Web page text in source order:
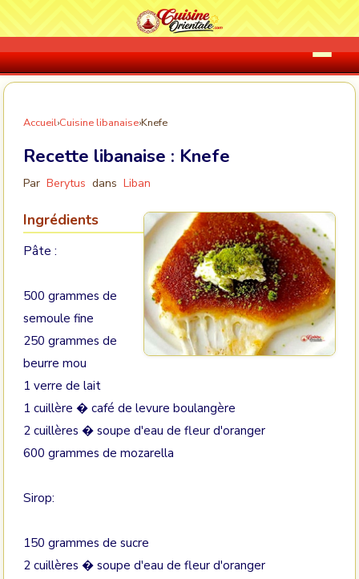
Accueil›Cuisine libanaise›Knefe
Recette libanaise : Knefe
Par Berytus dans Liban
Ingrédients
Pâte :
500 grammes de
semoule fine
250 grammes de
beurre mou
1 verre de lait
1 cuillère � café de levure boulangère
2 cuillères � soupe d'eau de fleur d'oranger
600 grammes de mozarella
Sirop:
150 grammes de sucre
2 cuillères � soupe d'eau de fleur d'oranger